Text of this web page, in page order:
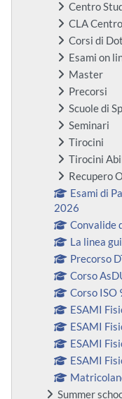
Centro
CLA
Corsi di
Esami on
Master
Precorsi
Scuole di
Seminari
Tirocini
Tirocini
Recupero
Esami di
2026
Convalide
La linea
Precorso
Corso
Corso ISO
ESAMI
ESAMI
ESAMI
ESAMI
Summer